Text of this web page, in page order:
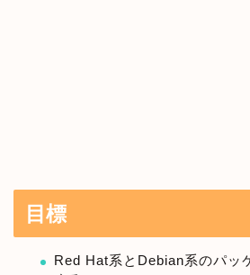
目標
Red Hat系とDebian系のパッ